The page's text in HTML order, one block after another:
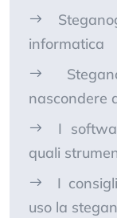
informatica
nascondere
I
quali
I
uso la